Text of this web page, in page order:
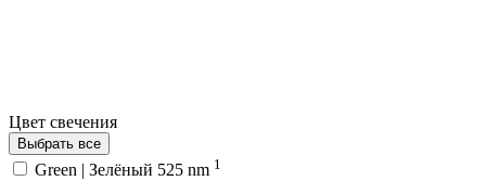
Цвет свечения
Выбрать все
Green | Зелёный 525 nm 1